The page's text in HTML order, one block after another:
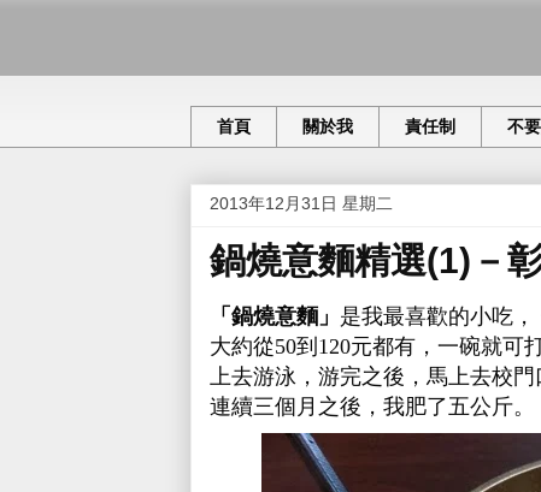
首頁 關於我 責任制 不
2013年12月31日 星期二
鍋燒意麵精選(1)－
「鍋燒意麵」 是我最喜歡的小吃
大約從50到 120元都有，一碗就可
上去游泳，游完之後，馬上去校
連續三個月之後，我肥了五公斤。